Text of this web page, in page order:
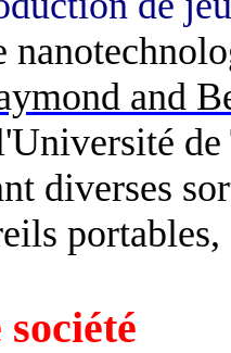
and
diverses